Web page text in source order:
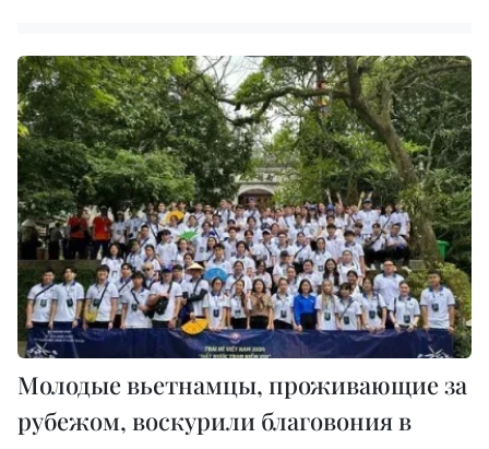
Молодые вьетнамцы, проживающие за
рубежом, воскурили благовония в